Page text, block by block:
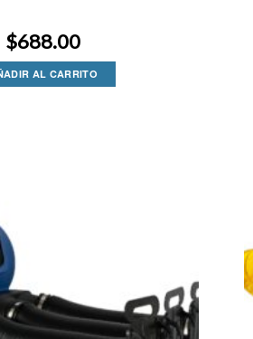
$688.00
AL CARRITO